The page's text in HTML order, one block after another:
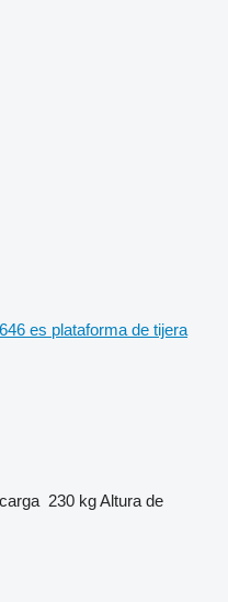
es plataforma de tijera
230 kgAltura de